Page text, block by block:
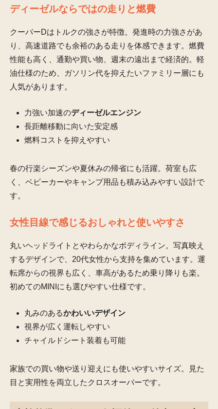
ディーゼルならではの走りと燃費
クーパーDはトルクの強さが特徴。発進時の力強さがあ
り、高速道路でも余裕のある走りを体感できます。燃費
性能も高く、通勤や買い物、週末の遠出まで経済的。軽
油仕様のため、ガソリン代を抑えたいファミリー層にも
人気があります。
力強い加速のディーゼルエンジン
長距離移動に向いた安定感
燃料コストを抑えやすい
春の行楽シーズンや夏休みの帰省にも活躍。荷室も広
く、ベビーカーやキャンプ用品も積み込みやすい設計で
す。
女性目線で感じるおしゃれと使いやすさ
丸いヘッドライトとやわらかなボディライン。写真映え
するデザインで、20代女性から支持を集めています。運
転席からの視界も広く、車高があるため乗り降りも楽。
初めてのMINIにも選びやすい仕様です。
丸みのあるかわいいデザイン
視界が広く運転しやすい
チャイルドシート装着も可能
家族での買い物や送り迎えにも使いやすいサイズ。見た
目と実用性を両立したクロスオーバーです。